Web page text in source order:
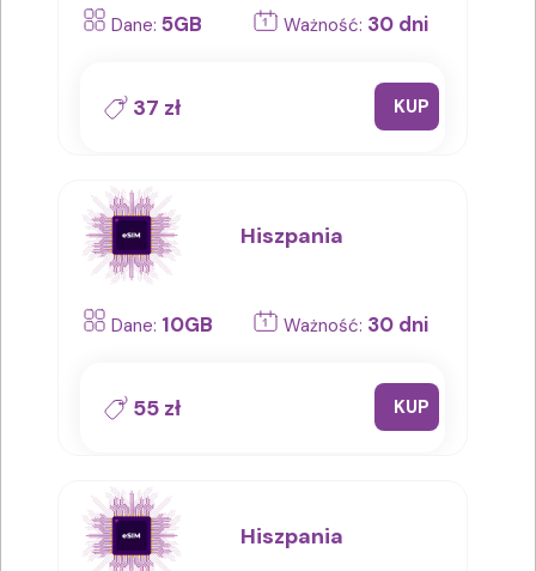
Dane: 5GB Ważność: 30 dni
37 zł KUP
Hiszpania
Dane: 10GB Ważność: 30 dni
55 zł KUP
Hiszpania